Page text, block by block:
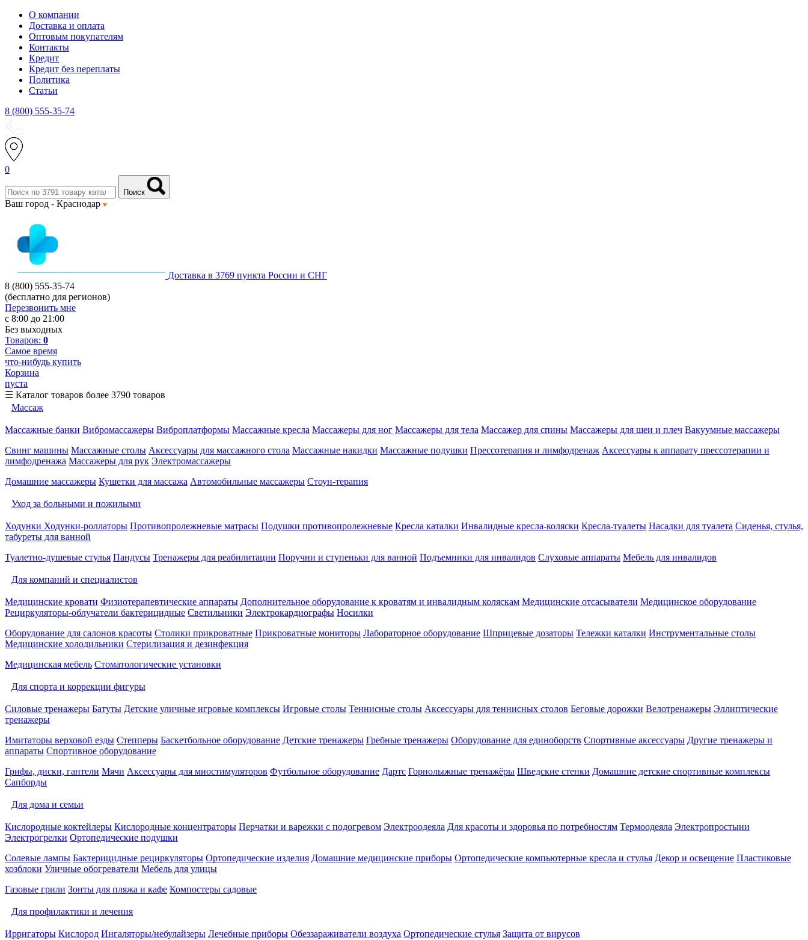
О компании
Доставка и оплата
Оптовым покупателям
Контакты
Кредит
Кредит без переплаты
Политика
Статьи
8 (800) 555-35-74
0
Поиск
Ваш город - Краснодар
Доставка в 3769 пункта России и СНГ
8 (800) 555-35-74
(бесплатно для регионов)
Перезвонить мне
с 8:00 до 21:00
Без выходных
Товаров: 0
Самое время
что-нибудь купить
Корзина
пуста
☰ Каталог товаров более 3790 товаров
Массаж
Массажные банки Вибромассажеры Виброплатформы Массажные кресла Массажеры для ног Массажеры для тела Массажер для спины Массажеры для шеи и плеч Вакуумные массажеры
Свинг машины Массажные столы Аксессуары для массажного стола Массажные накидки Массажные подушки Прессотерапия и лимфодренаж Аксессуары к аппарату прессотерапии и
лимфодренажа Массажеры для рук Электромассажеры
Домашние массажеры Кушетки для массажа Автомобильные массажеры Стоун-терапия
Уход за больными и пожилыми
Ходунки Ходунки-роллаторы Противопролежневые матрасы Подушки противопролежневые Кресла каталки Инвалидные кресла-коляски Кресла-туалеты Насадки для туалета Сиденья, стулья,
табуреты для ванной
Туалетно-душевые стулья Пандусы Тренажеры для реабилитации Поручни и ступеньки для ванной Подъемники для инвалидов Слуховые аппараты Мебель для инвалидов
Для компаний и специалистов
Медицинские кровати Физиотерапевтические аппараты Дополнительное оборудование к кроватям и инвалидным коляскам Медицинские отсасыватели Медицинское оборудование
Рециркуляторы-облучатели бактерицидные Светильники Электрокардиографы Носилки
Оборудование для салонов красоты Столики прикроватные Прикроватные мониторы Лабораторное оборудование Шприцевые дозаторы Тележки каталки Инструментальные столы
Медицинские холодильники Стерилизация и дезинфекция
Медицинская мебель Стоматологические установки
Для спорта и коррекции фигуры
Силовые тренажеры Батуты Детские уличные игровые комплексы Игровые столы Теннисные столы Аксессуары для теннисных столов Беговые дорожки Велотренажеры Эллиптические
тренажеры
Имитаторы верховой езды Степперы Баскетбольное оборудование Детские тренажеры Гребные тренажеры Оборудование для единоборств Спортивные аксессуары Другие тренажеры и
аппараты Спортивное оборудование
Грифы, диски, гантели Мячи Аксессуары для миостимуляторов Футбольное оборудование Дартс Горнолыжные тренажёры Шведские стенки Домашние детские спортивные комплексы
Сапборды
Для дома и семьи
Кислородные коктейлеры Кислородные концентраторы Перчатки и варежки с подогревом Электроодеяла Для красоты и здоровья по потребностям Термоодеяла Электропростыни
Электрогрелки Ортопедические подушки
Солевые лампы Бактерицидные рециркуляторы Ортопедические изделия Домашние медицинские приборы Ортопедические компьютерные кресла и стулья Декор и освещение Пластиковые
хозблоки Уличные обогреватели Мебель для улицы
Газовые грили Зонты для пляжа и кафе Компостеры садовые
Для профилактики и лечения
Ирригаторы Кислород Ингаляторы/небулайзеры Лечебные приборы Обеззараживатели воздуха Ортопедические стулья Защита от вирусов